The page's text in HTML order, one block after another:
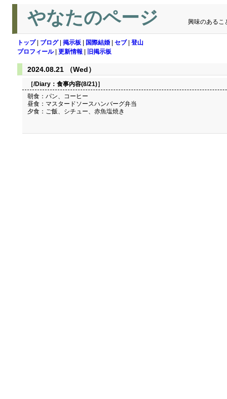
やなたのページ 興味のあるこ
トップ| ブログ| 掲示板 国際結婚 セブ| 登山
プロフィール| 更新情報 旧掲示板
2024.08.21 （Wed）
［/Diary： 食事内容(8/21)］
朝食：パン、コーヒー
昼食：マスタードソースハンバーグ弁当
夕食：ご飯、シチュー、赤魚塩焼き